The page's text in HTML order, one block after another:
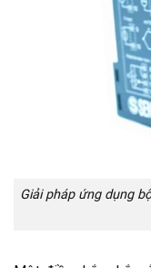
Giải pháp ứng dụng